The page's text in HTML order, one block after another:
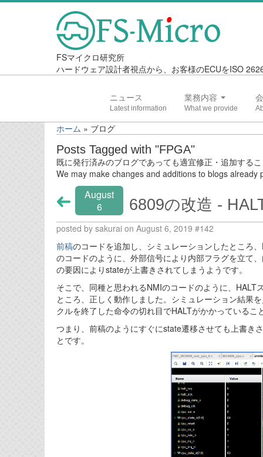
FSマイクロ研究所
ハードウェア設計者視点から、お客様のECUをISO
ニュース 業務内容
ホーム » ブログ
Posts Tagged with "FPGA"
既に発行済みのブログであっても適宜修正・追加するこ
We may make changes and additions to blogs already
August
6
6809の改造 -
posted by sakurai on August 6, 2019 #142
前稿のコードを追加し、シミュレーションしたところ
のコードのように、外部信号により内部フラグを立て
の要因によりstateが上書きされてしまうようです。
そこで、同種と思われるNMIのコードのように、
ところ、正しく動作しました。シミュレーション結果
クルを終了した命令の切れ目でHALTがかかっているこ
つまり、前稿のようにすぐにstate遷移させても上書き
とです。